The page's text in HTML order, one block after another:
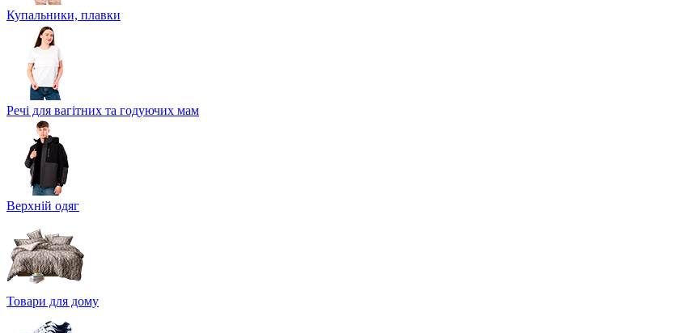
Купальники, плавки
Речі для вагітних та годуючих мам
Верхній одяг
Товари для дому